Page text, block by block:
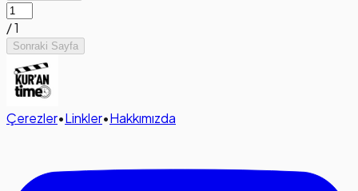
/1
Sonraki Sayfa
Çerezler•Linkler•Hakkımızda